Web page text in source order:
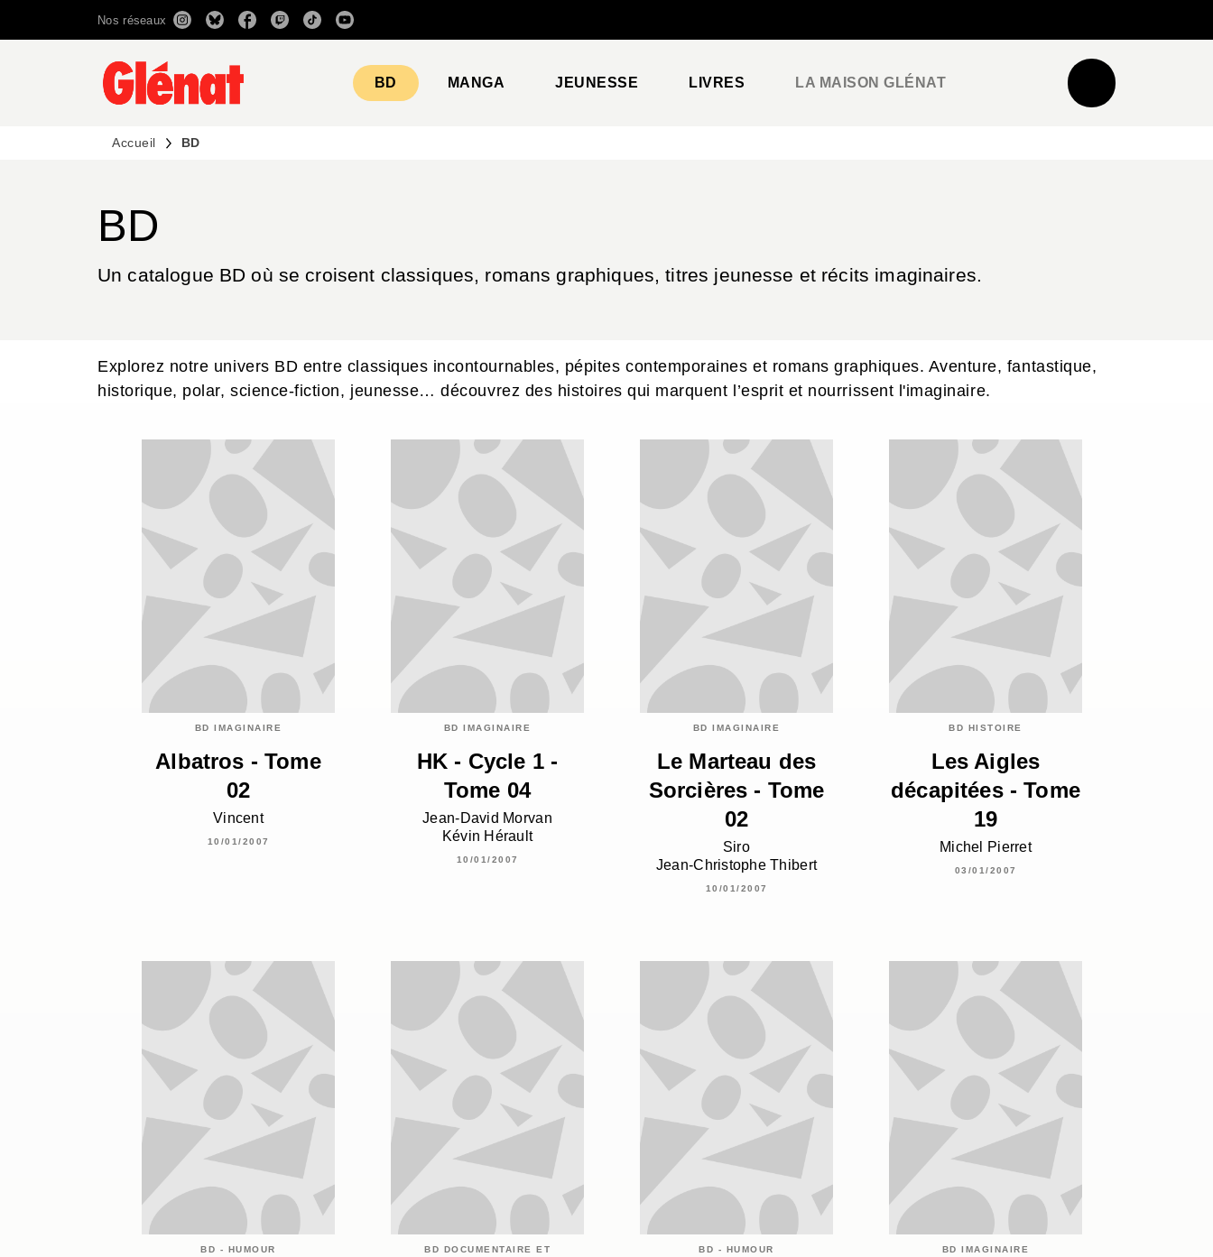
RECHERCHE CONTENU
Nos réseaux
BD MANGA JEUNESSE LIVRES LA MAISON GLÉNAT
Accueil BD
BD
Un catalogue BD où se croisent classiques, romans graphiques, titres jeunesse et récits imaginaires.
Explorez notre univers BD entre classiques incontournables, pépites contemporaines et romans graphiques. Aventure, fantastique,
historique, polar, science-fiction, jeunesse… découvrez des histoires qui marquent l’esprit et nourrissent l'imaginaire.
BD IMAGINAIRE
Albatros - Tome
02
Vincent
10/01/2007
BD IMAGINAIRE
HK - Cycle 1 -
Tome 04
Jean-David Morvan
Kévin Hérault
10/01/2007
BD IMAGINAIRE
Le Marteau des
Sorcières - Tome
02
Siro
Jean-Christophe Thibert
10/01/2007
BD HISTOIRE
Les Aigles
décapitées - Tome
19
Michel Pierret
03/01/2007
BD - HUMOUR
BD DOCUMENTAIRE ET
BD - HUMOUR BD IMAGINAIRE